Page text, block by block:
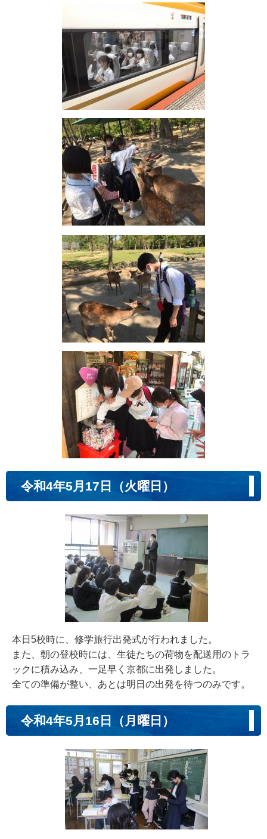
令和4年5月17日（火曜日）
本日5校時に、修学旅行出発式が行われました。
また、朝の登校時には、生徒たちの荷物を配送用のトラ
ックに積み込み、一足早く京都に出発しました。
全ての準備が整い、あとは明日の出発を待つのみです。
令和4年5月16日（月曜日）